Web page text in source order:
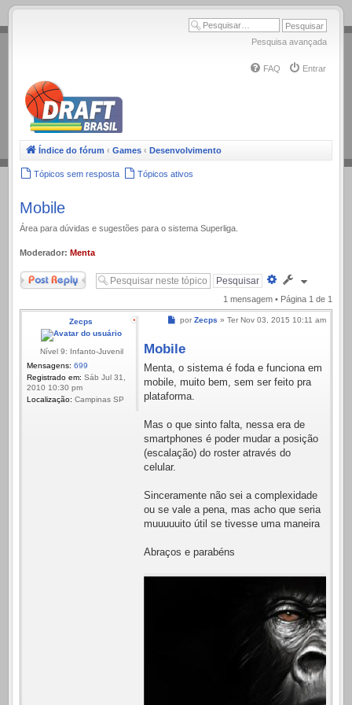
.
Pesquisa avançada
FAQ Entrar
Índice do fórum ‹ Games ‹ Desenvolvimento
Tópicos sem resposta Tópicos ativos
Mobile
Área para dúvidas e sugestões para o sistema Superliga.
Moderador: Menta
Responder
Pesquisa
avançada
1 mensagem • Página 1 de 1
Zecps
Nível 9: Infanto-Juvenil
Mensagens: 699
Registrado em: Sáb Jul 31,
2010 10:30 pm
Localização: Campinas SP
Mensagem
por Zecps » Ter Nov 03, 2015 10:11 am
Mobile
Menta, o sistema é foda e funciona em
mobile, muito bem, sem ser feito pra
plataforma.
Mas o que sinto falta, nessa era de
smartphones é poder mudar a posição
(escalação) do roster através do
celular.
Sinceramente não sei a complexidade
ou se vale a pena, mas acho que seria
muuuuuito útil se tivesse uma maneira
Abraços e parabéns